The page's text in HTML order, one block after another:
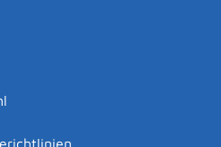
- Gradumwandlungen
und Bezeichnungen von
führen
von
beantragen
- zur Abendrealschule